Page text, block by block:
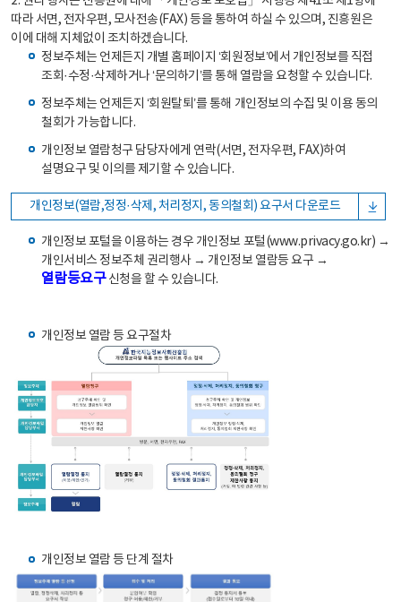
따라 서면, 전자우편, 모사전송(FAX) 등을 통하여 하실 수 있으며, 진흥원은
이에 대해 지체없이 조치하겠습니다.
정보주체는 언제든지 개별 홈페이지 ‘회원정보’에서 개인정보를 직접
조회·수정·삭제하거나 ‘문의하기’를 통해 열람을 요청할 수 있습니다.
정보주체는 언제든지 ‘회원탈퇴’를 통해 개인정보의 수집 및 이용 동의
철회가 가능합니다.
개인정보 열람청구 담당자에게 연락(서면, 전자우편, FAX)하여
설명요구 및 이의를 제기할 수 있습니다.
개인정보(열람,정정·삭제, 처리정지, 동의철회) 요구서 다운로드
개인정보 포털을 이용하는 경우 개인정보 포털(www.privacy.go.kr) →
개인서비스 정보주체 권리행사 → 개인정보 열람등 요구 →
열람등요구신청을 할 수 있습니다.
개인정보 열람 등 요구절차
개인정보 열람 등 단계 절차